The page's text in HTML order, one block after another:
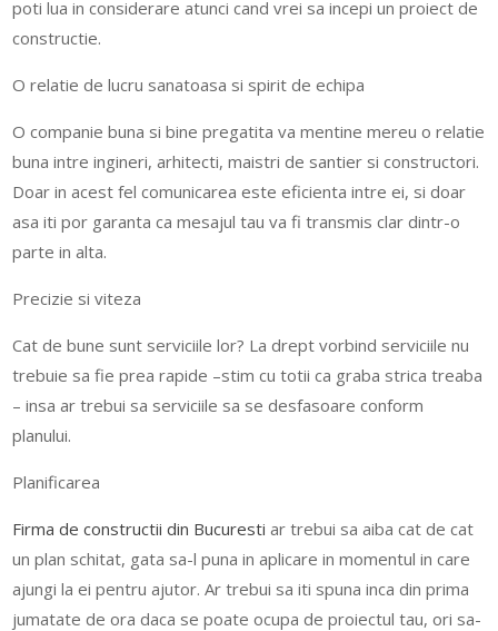
poti lua in considerare atunci cand vrei sa incepi un proiect de
constructie.
O relatie de lucru sanatoasa si spirit de echipa
O companie buna si bine pregatita va mentine mereu o relatie
buna intre ingineri, arhitecti, maistri de santier si constructori.
Doar in acest fel comunicarea este eficienta intre ei, si doar
asa iti por garanta ca mesajul tau va fi transmis clar dintr-o
parte in alta.
Precizie si viteza
Cat de bune sunt serviciile lor? La drept vorbind serviciile nu
trebuie sa fie prea rapide –stim cu totii ca graba strica treaba
– insa ar trebui sa serviciile sa se desfasoare conform
planului.
Planificarea
Firma de constructii din Bucuresti ar trebui sa aiba cat de cat
un plan schitat, gata sa-l puna in aplicare in momentul in care
ajungi la ei pentru ajutor. Ar trebui sa iti spuna inca din prima
jumatate de ora daca se poate ocupa de proiectul tau, ori sa-